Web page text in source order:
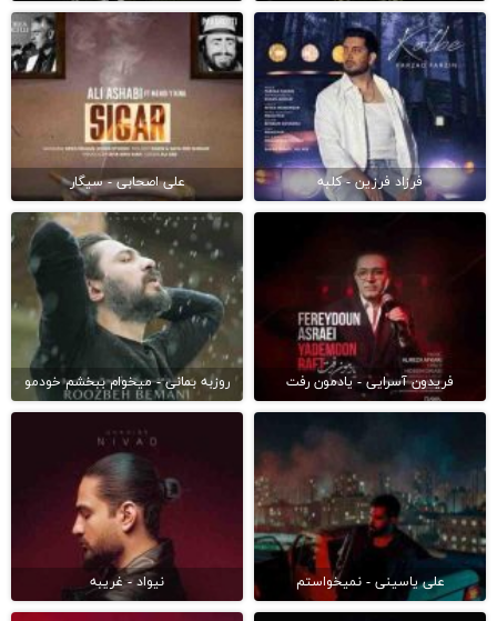
فرزاد فرزین - کلبه علی اصحابی - سیگار
فریدون آسرایی - یادمون رفت روزبه بمانی - میخوام ببخشم خودمو
علی یاسینی - نمیخواستم نیواد - غریبه